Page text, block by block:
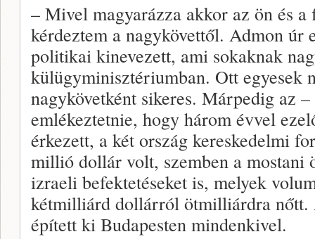
– Mivel magyarázza akkor az ön és
kérdeztem a nagykövettől. Admon úr
politikai kinevezett, ami sokaknak
külügyminisz­tériumban. Ott egyesek
nagykövetként sikeres. Márpedig az
emlékeztetnie, hogy három évvel
érkezett, a két ország kereskedelmi
millió dollár volt, szemben a mostani
izraeli befektetéseket is, melyek
kétmilliárd dollárról ötmilliárdra nőtt.
épített ki Budapesten mindenkivel.